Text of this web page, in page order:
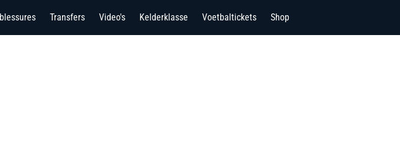
Transfers Video's Kelderklasse Voetbaltickets Shop